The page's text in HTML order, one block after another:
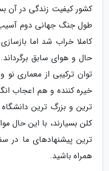
کشور کیفیت زندگی در آن
طول جنگ جهانی دوم آسیب
کاملا خراب شد اما
حال و هوای سابق
توان ترکیبی از معماری
خیره کننده و هم اعجاب
ترین و بزرگ ترین
کلن بسیارند، با این حال
ترین پیشنهادهای ما در
همراه باشید.